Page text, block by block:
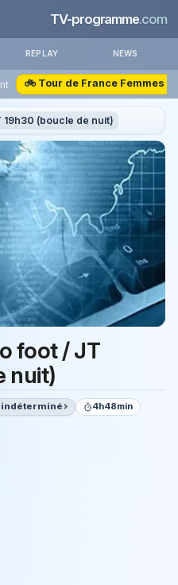
TV-programme.com
REPLAY NEWS
🚲 Tour de France Femmes
19h30 (boucle de nuit)
foot / JT
nuit)
4h48min